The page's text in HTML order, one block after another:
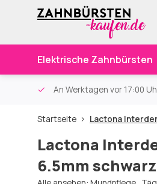
Elektrische Zahnbürsten
An Werktagen vor 17:00
Startseite Lactona
Lactona
6.5mm